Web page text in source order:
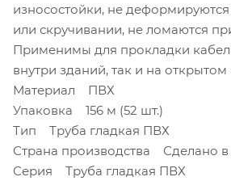
износостойки, не
или скручивании, не ломаются
Применимы для прокладки
внутри зданий, так и на открытом
Материал ПВХ
Упаковка 156 м (52 шт.)
Тип Труба гладкая ПВХ
Страна производства Сделано в
Серия Труба гладкая ПВХ